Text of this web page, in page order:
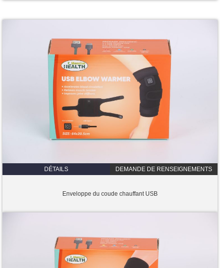
DÉTAILS DEMANDE DE RENSEIGNEMENTS
Enveloppe du coude chauffant USB